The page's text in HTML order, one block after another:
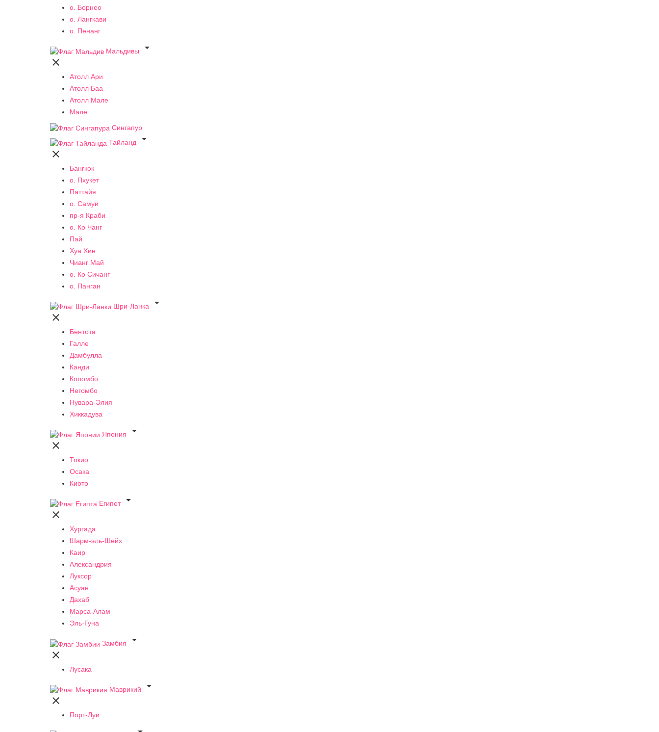
о. Борнео
о. Лангкави
о. Пенанг
Мальдивы


Атолл Ари
Атолл Баа
Атолл Мале
Мале
Сингапур
Тайланд


Бангкок
о. Пхукет
Паттайя
о. Самуи
пр-я Краби
о. Ко Чанг
Пай
Хуа Хин
Чианг Май
о. Ко Сичанг
о. Панган
Шри-Ланка


Бентота
Галле
Дамбулла
Канди
Коломбо
Негомбо
Нувара-Элия
Хиккадува
Япония


Токио
Осака
Киото
Египет


Хургада
Шарм-эль-Шейх
Каир
Александрия
Луксор
Асуан
Дахаб
Марса-Алам
Эль-Гуна
Замбия


Лусака
Маврикий


Порт-Луи